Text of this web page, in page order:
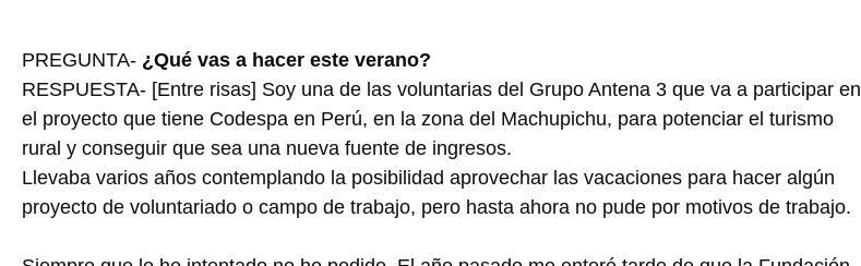
PREGUNTA- ¿Qué vas a hacer este verano?
RESPUESTA- [Entre risas] Soy una de las voluntarias del Grupo Antena 3 que va a participar en
el proyecto que tiene Codespa en Perú, en la zona del Machupichu, para potenciar el turismo
rural y conseguir que sea una nueva fuente de ingresos.
Llevaba varios años contemplando la posibilidad aprovechar las vacaciones para hacer algún
proyecto de voluntariado o campo de trabajo, pero hasta ahora no pude por motivos de trabajo.